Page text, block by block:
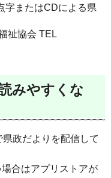
字またはCDによる県
祉協会 TEL
みやすくな
政だよりを配信して
合はアプリストアが